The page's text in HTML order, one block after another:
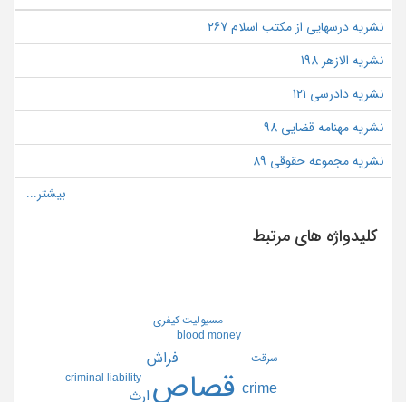
نشریه درسهایی از مکتب اسلام 267
نشریه الازهر 198
نشریه دادرسی 121
نشریه مهنامه قضایی 98
نشریه مجموعه حقوقی 89
کلیدواژه های مرتبط
قصاص crime
فراش
ارث
سرقت
blood money
مسيوليت كيفري
criminal liability